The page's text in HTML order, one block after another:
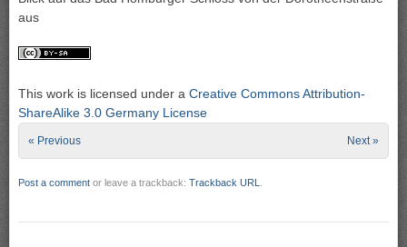
aus
This work is licensed under a Creative Commons Attribution-
ShareAlike 3.0 Germany License
« Previous Next »
Post a comment or leave a trackback: Trackback URL